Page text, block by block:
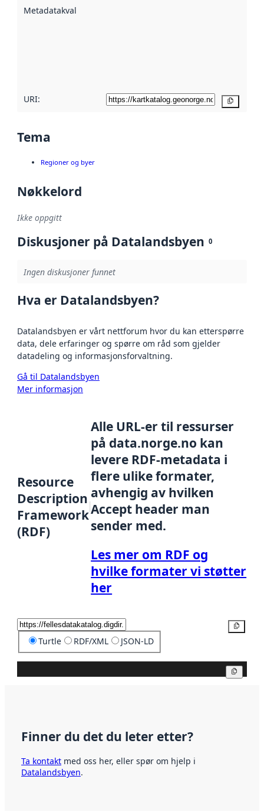
Metadatakvalitet
URI:
Tema
Regioner og byer
Nøkkelord
Ikke oppgitt
Diskusjoner på Datalandsbyen 0
Ingen diskusjoner funnet
Hva er Datalandsbyen?
Datalandsbyen er vårt nettforum hvor du kan etterspørre
data, dele erfaringer og spørre om råd som gjelder
datadeling og informasjonsforvaltning.
Gå til Datalandsbyen
Mer informasjon
Resource
Description
Framework
(RDF)
Alle URL-er til ressurser
på data.norge.no kan
levere RDF-metadata i
flere ulike formater,
avhengig av hvilken
Accept header man
sender med.
Les mer om RDF og
hvilke formater vi støtter
her
Turtle RDF/XML JSON-LD
Finner du det du leter etter?
Ta kontakt med oss her, eller spør om hjelp i
Datalandsbyen.